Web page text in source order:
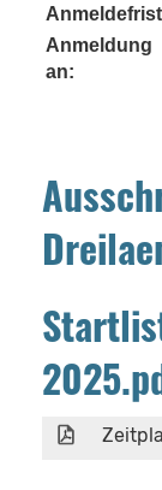
Anmeldung
an: